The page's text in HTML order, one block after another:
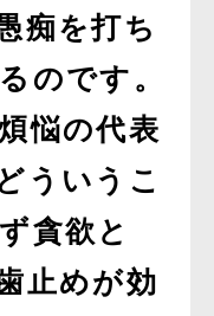
痴を打ち
のです。
悩の代表
ういうこ
貪欲と
止めが効